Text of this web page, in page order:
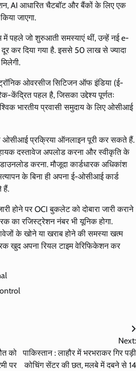
AI आधारित चैटबॉट और बैंकों के लिए एक
जाएगा.
में पहले जो शुरुआती समस्याएं थीं, उन्हें नई e-
कर दिया गया है. इससे 50 लाख से ज्यादा
ओवरसीज सिटिजन ऑफ इंडिया (ई-
केंद्रित पहल है, जिसका उद्देश्य पूर्णतः
भारतीय प्रवासी समुदाय के लिए ओसीआई
प्रक्रिया ऑनलाइन पूरी कर सकते हैं.
दस्तावेज अपलोड करना और स्वीकृति के
करना. मौजूदा कार्डधारक अधिकांश
के बिना ही अपना ई-ओसीआई कार्ड
हैं.
होने पर OCI बुकलेट को दोबारा जारी कराने
का रजिस्ट्रेशन नंबर भी यूनिक होगा.
के खोने या खराब होने की समस्या खत्म
खुद अपना रियल टाइम वेरिफिकेशन कर
को
पर
Next:
पाकिस्तान : लाहौर में भरभराकर गिर पड़ी
कोचिंग सेंटर की छत, मलबे में दबने से 14